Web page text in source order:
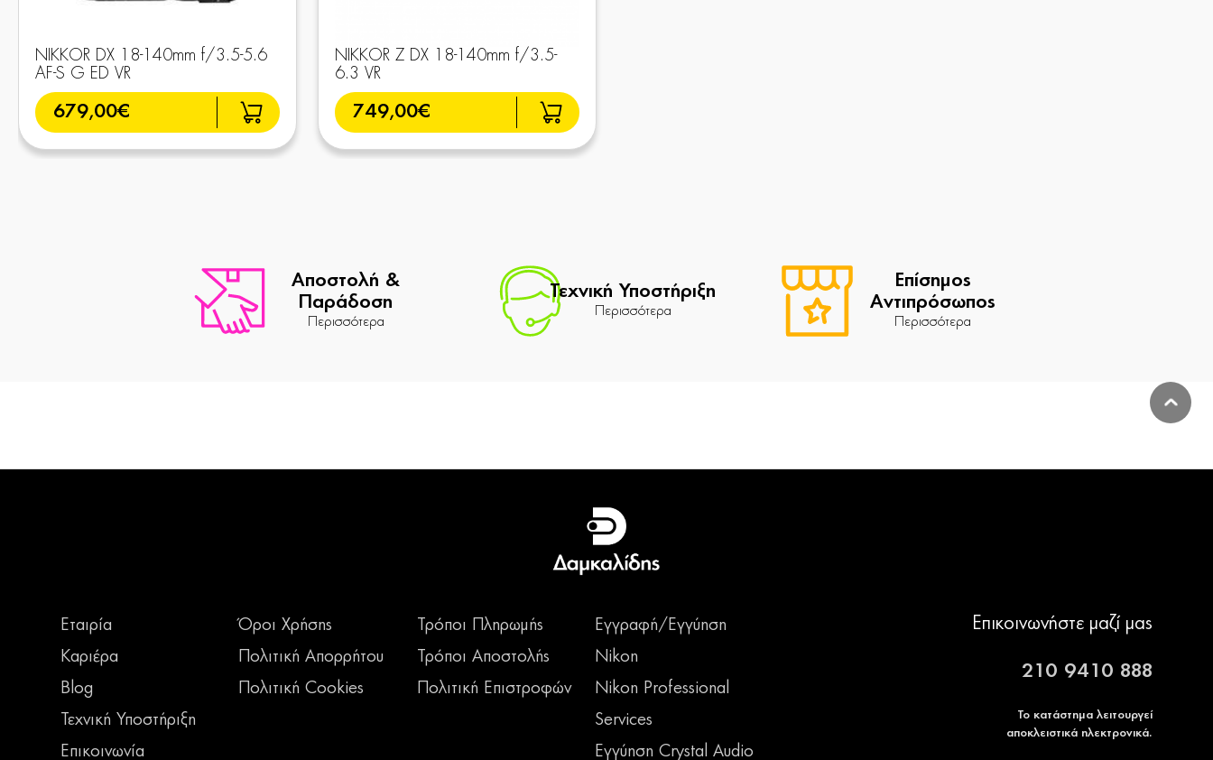
NIKKOR DX 18-140mm f/3.5-5.6
AF-S G ED VR
679,00€
NIKKOR Z DX 18-140mm f/3.5-
6.3 VR
749,00€
Αποστολή &
Παράδοση
Περισσότερα
Τεχνική Υποστήριξη
Περισσότερα
Επίσημος
Αντιπρόσωπος
Περισσότερα
Εταιρία
Καριέρα
Blog
Τεχνική Υποστήριξη
Επικοινωνία
Όροι Χρήσης
Πολιτική Απορρήτου
Πολιτική Cookies
Τρόποι Πληρωμής
Τρόποι Αποστολής
Πολιτική Επιστροφών
Εγγραφή/Εγγύηση
Nikon
Nikon Professional
Services
Εγγύηση Crystal Audio
Επικοινωνήστε μαζί μας
210 9410 888
Το κατάστημα λειτουργεί
αποκλειστικά ηλεκτρονικά.